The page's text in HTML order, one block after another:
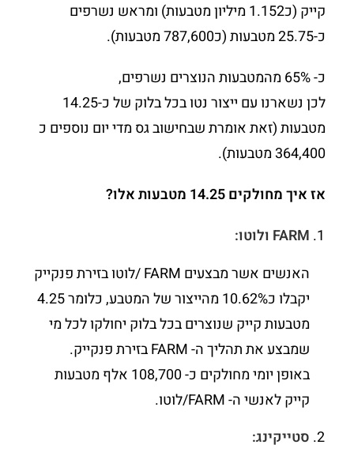
קייק (כ1.152 מיליון מטבעות) ומראש נשרפים
כ-25.75 מטבעות (כ787,600 מטבעות).
כ- 65% מהמטבעות הנוצרים נשרפים,
לכן נשארנו עם ייצור נטו בכל בלוק של כ-14.25
מטבעות (זאת אומרת שבחישוב גס מדי יום נוספים כ
364,400 מטבעות).
אז איך מחולקים 14.25 מטבעות אלו?
FARM ולוטו:
האנשים אשר מבצעים FARM /לוטו בזירת פנקייק
יקבלו כ10.62% מהייצור של המטבע, כלומר 4.25
מטבעות קייק שנוצרים בכל בלוק יחולקו לכל מי
שמבצע את תהליך ה- FARM בזירת פנקייק.
באופן יומי מחולקים כ- 108,700 אלף מטבעות
קייק לאנשי ה- FARM/לוטו.
סטייקינג: